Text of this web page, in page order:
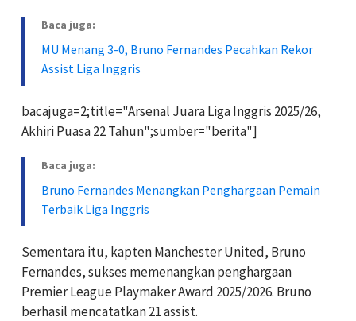
Baca juga:
MU Menang 3-0, Bruno Fernandes Pecahkan Rekor
Assist Liga Inggris
bacajuga=2;title="Arsenal Juara Liga Inggris 2025/26,
Akhiri Puasa 22 Tahun";sumber="berita"]
Baca juga:
Bruno Fernandes Menangkan Penghargaan Pemain
Terbaik Liga Inggris
Sementara itu, kapten Manchester United, Bruno
Fernandes, sukses memenangkan penghargaan
Premier League Playmaker Award 2025/2026. Bruno
berhasil mencatatkan 21 assist.